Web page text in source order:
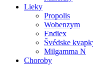
Lieky
Propolis
Wobenzym
Endiex
Švédske
Milgamma N
Choroby